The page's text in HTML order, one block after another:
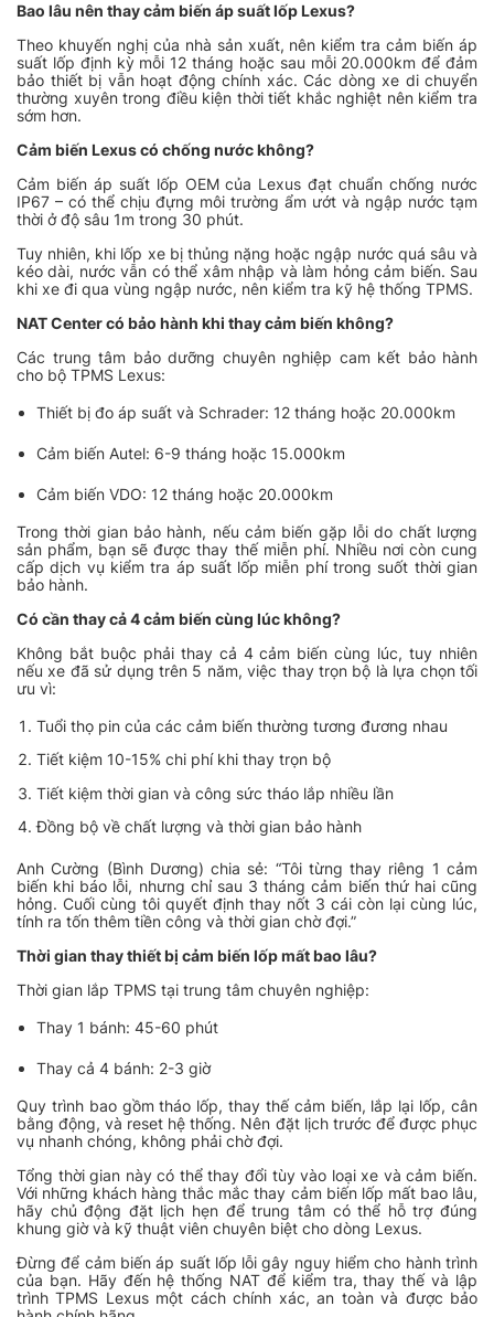
Bao lâu nên thay cảm biến áp suất lốp Lexus?
Theo khuyến nghị của nhà sản xuất, nên kiểm tra cảm biến áp
suất lốp định kỳ mỗi 12 tháng hoặc sau mỗi 20.000km để đảm
bảo thiết bị vẫn hoạt động chính xác. Các dòng xe di chuyển
thường xuyên trong điều kiện thời tiết khắc nghiệt nên kiểm tra
sớm hơn.
Cảm biến Lexus có chống nước không?
Cảm biến áp suất lốp OEM của Lexus đạt chuẩn chống nước
IP67 – có thể chịu đựng môi trường ẩm ướt và ngập nước tạm
thời ở độ sâu 1m trong 30 phút.
Tuy nhiên, khi lốp xe bị thủng nặng hoặc ngập nước quá sâu và
kéo dài, nước vẫn có thể xâm nhập và làm hỏng cảm biến. Sau
khi xe đi qua vùng ngập nước, nên kiểm tra kỹ hệ thống TPMS.
NAT Center có bảo hành khi thay cảm biến không?
Các trung tâm bảo dưỡng chuyên nghiệp cam kết bảo hành
cho bộ TPMS Lexus:
Thiết bị đo áp suất và Schrader: 12 tháng hoặc 20.000km
Cảm biến Autel: 6-9 tháng hoặc 15.000km
Cảm biến VDO: 12 tháng hoặc 20.000km
Trong thời gian bảo hành, nếu cảm biến gặp lỗi do chất lượng
sản phẩm, bạn sẽ được thay thế miễn phí. Nhiều nơi còn cung
cấp dịch vụ kiểm tra áp suất lốp miễn phí trong suốt thời gian
bảo hành.
Có cần thay cả 4 cảm biến cùng lúc không?
Không bắt buộc phải thay cả 4 cảm biến cùng lúc, tuy nhiên
nếu xe đã sử dụng trên 5 năm, việc thay trọn bộ là lựa chọn tối
ưu vì:
Tuổi thọ pin của các cảm biến thường tương đương nhau
Tiết kiệm 10-15% chi phí khi thay trọn bộ
Tiết kiệm thời gian và công sức tháo lắp nhiều lần
Đồng bộ về chất lượng và thời gian bảo hành
Anh Cường (Bình Dương) chia sẻ: “Tôi từng thay riêng 1 cảm
biến khi báo lỗi, nhưng chỉ sau 3 tháng cảm biến thứ hai cũng
hỏng. Cuối cùng tôi quyết định thay nốt 3 cái còn lại cùng lúc,
tính ra tốn thêm tiền công và thời gian chờ đợi.”
Thời gian thay thiết bị cảm biến lốp mất bao lâu?
Thời gian lắp TPMS tại trung tâm chuyên nghiệp:
Thay 1 bánh: 45-60 phút
Thay cả 4 bánh: 2-3 giờ
Quy trình bao gồm tháo lốp, thay thế cảm biến, lắp lại lốp, cân
bằng động, và reset hệ thống. Nên đặt lịch trước để được phục
vụ nhanh chóng, không phải chờ đợi.
Tổng thời gian này có thể thay đổi tùy vào loại xe và cảm biến.
Với những khách hàng thắc mắc thay cảm biến lốp mất bao lâu,
hãy chủ động đặt lịch hẹn để trung tâm có thể hỗ trợ đúng
khung giờ và kỹ thuật viên chuyên biệt cho dòng Lexus.
Đừng để cảm biến áp suất lốp lỗi gây nguy hiểm cho hành trình
của bạn. Hãy đến hệ thống NAT để kiểm tra, thay thế và lập
trình TPMS Lexus một cách chính xác, an toàn và được bảo